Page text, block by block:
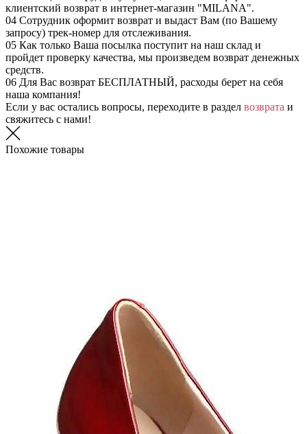
клиентский возврат в интернет-магазин "MILANA".
04 Сотрудник оформит возврат и выдаст Вам (по Вашему
запросу) трек-номер для отслеживания.
05 Как только Ваша посылка поступит на наш склад и
пройдет проверку качества, мы произведем возврат денежных
средств.
06 Для Вас возврат БЕСПЛАТНЫЙ, расходы берет на себя
наша компания!
Если у вас остались вопросы, переходите в раздел возврата и
свяжитесь с нами!
Похожие товары